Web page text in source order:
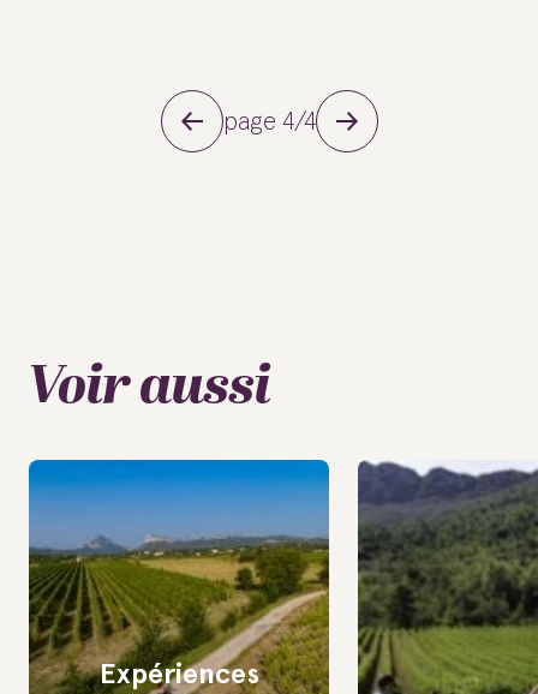
page 4/4
Voir aussi
Expériences